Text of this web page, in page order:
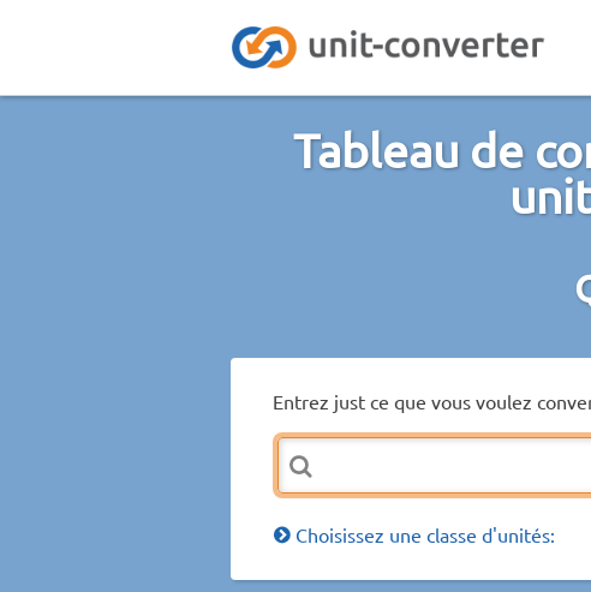
Tableau de
Entrez just ce que vous voulez
Choisissez une classe d'unités: